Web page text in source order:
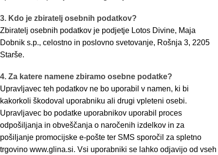
3. Kdo je zbiratelj osebnih podatkov?
Zbiratelj osebnih podatkov je podjetje Lotos Divine, Maja
Dobnik s.p., celostno in poslovno svetovanje, Rošnja 3, 2205
Starše.
4. Za katere namene zbiramo osebne podatke?
Upravljavec teh podatkov ne bo uporabil v namen, ki bi
kakorkoli škodoval uporabniku ali drugi vpleteni osebi.
Upravljavec bo podatke uporabnikov uporabil proces
odpošiljanja in obveščanja o naročenih izdelkov in za
pošiljanje promocijske e-pošte ter SMS sporočil za spletno
trgovino www.glina.si. Vsi uporabniki se lahko odjavijo od vseh